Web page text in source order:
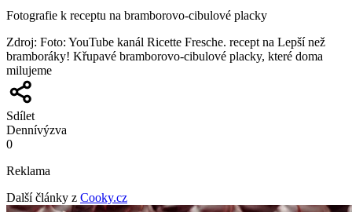
Fotografie k receptu na bramborovo-cibulové placky
Zdroj: Foto: YouTube kanál Ricette Fresche. recept na Lepší než
bramboráky! Křupavé bramborovo-cibulové placky, které doma
milujeme
Sdílet
Dennívýzva
0
Reklama
Další články z Cooky.cz